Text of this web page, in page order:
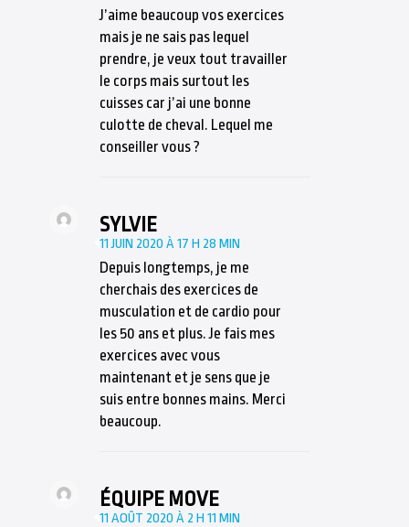
J’aime beaucoup vos exercices
mais je ne sais pas lequel
prendre, je veux tout travailler
le corps mais surtout les
cuisses car j’ai une bonne
culotte de cheval. Lequel me
conseiller vous ?
SYLVIE
11 JUIN 2020 À 17 H 28 MIN
Depuis longtemps, je me
cherchais des exercices de
musculation et de cardio pour
les 50 ans et plus. Je fais mes
exercices avec vous
maintenant et je sens que je
suis entre bonnes mains. Merci
beaucoup.
ÉQUIPE MOVE
11 AOÛT 2020 À 2 H 11 MIN